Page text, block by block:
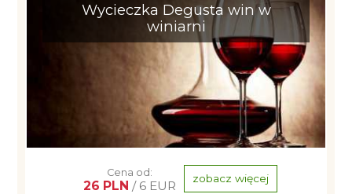
Wycieczka Degusta win w
winiarni
Cena od:
26 PLN / 6 EUR zobacz więcej